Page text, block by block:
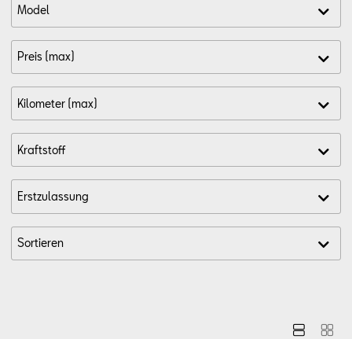
Aktionen